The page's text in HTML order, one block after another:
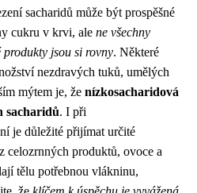
sacharidů může být prospěšné
cukru v krvi, ale ne všechny
jsou si rovny. Některé
nezdravých tuků, umělých
mýtem je, že nízkosacharidová
sacharidů. I při
je důležité přijímat určité
celozrnných produktů, ovoce a
tělu potřebnou vlákninu,